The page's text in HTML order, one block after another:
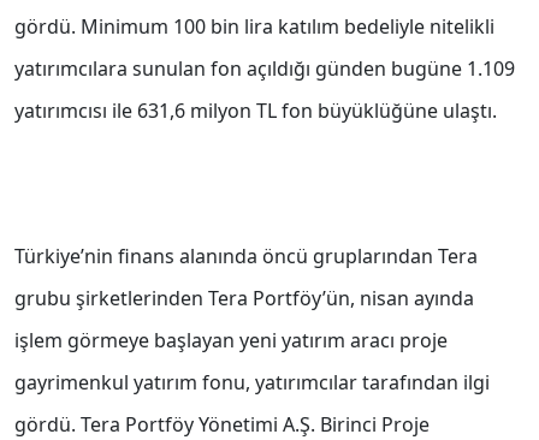
gördü. Minimum 100 bin lira katılım bedeliyle nitelikli
yatırımcılara sunulan fon açıldığı günden bugüne 1.109
yatırımcısı ile 631,6 milyon TL fon büyüklüğüne ulaştı.
Türkiye’nin finans alanında öncü gruplarından Tera
grubu şirketlerinden Tera Portföy’ün, nisan ayında
işlem görmeye başlayan yeni yatırım aracı proje
gayrimenkul yatırım fonu, yatırımcılar tarafından ilgi
gördü. Tera Portföy Yönetimi A.Ş. Birinci Proje